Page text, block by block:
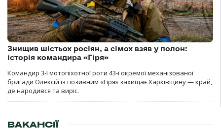
Знищив шістьох росіян, а сімох взяв у полон:
історія командира «Гіря»
Командир 3-ї мотопіхотної роти 43-ї окремої механізованої
бригади Олексій із позивним «Гіря» захищає Харківщину — край,
де народився та виріс.
ВАКАНСІЇ